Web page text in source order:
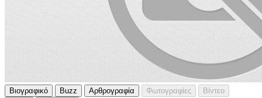
Βιογραφικό Buzz Αρθρογραφία Φωτογραφίες
Βίντεο